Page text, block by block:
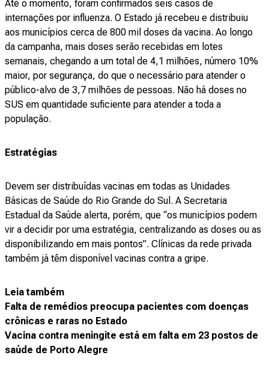
Até o momento, foram confirmados seis casos de
internações por influenza. O Estado já recebeu e distribuiu
aos municípios cerca de 800 mil doses da vacina. Ao longo
da campanha, mais doses serão recebidas em lotes
semanais, chegando a um total de 4,1 milhões, número 10%
maior, por segurança, do que o necessário para atender o
público-alvo de 3,7 milhões de pessoas. Não há doses no
SUS em quantidade suficiente para atender a toda a
população.
Estratégias
Devem ser distribuídas vacinas em todas as Unidades
Básicas de Saúde do Rio Grande do Sul. A Secretaria
Estadual da Saúde alerta, porém, que “os municípios podem
vir a decidir por uma estratégia, centralizando as doses ou as
disponibilizando em mais pontos”. Clínicas da rede privada
também já têm disponível vacinas contra a gripe.
Leia também
Falta de remédios preocupa pacientes com doenças
crônicas e raras no Estado
Vacina contra meningite está em falta em 23 postos de
saúde de Porto Alegre